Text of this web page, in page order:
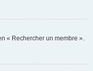
« Rechercher un membre ».